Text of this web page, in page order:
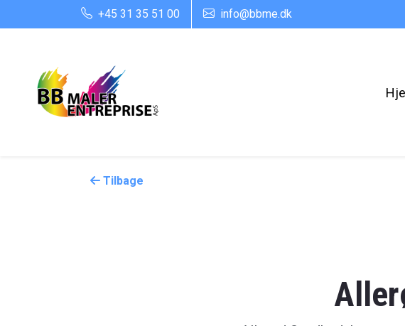
+45 31 35 51 00 info@bbme.dk
Tilbage